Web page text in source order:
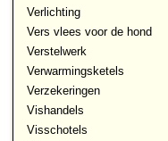
Verlichting
Vers vlees voor de hond
Verstelwerk
Verwarmingsketels
Verzekeringen
Vishandels
Visschotels